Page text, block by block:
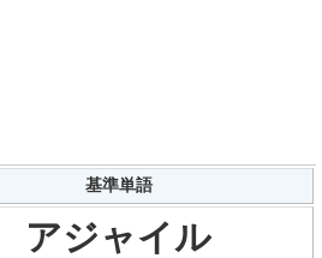
基準単語
アジャイル